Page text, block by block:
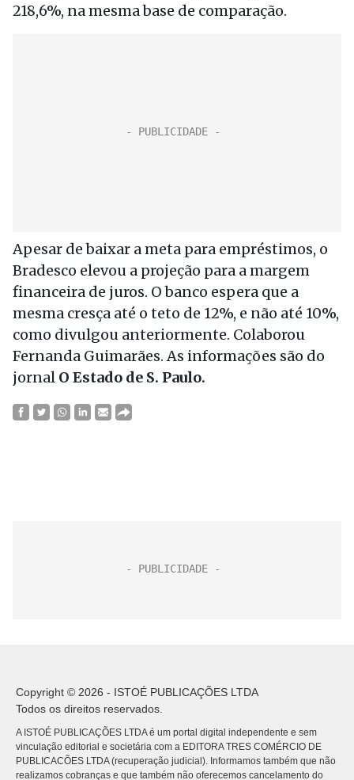
218,6%, na mesma base de comparação.
Apesar de baixar a meta para empréstimos, o
Bradesco elevou a projeção para a margem
financeira de juros. O banco espera que a
mesma cresça até o teto de 12%, e não até 10%,
como divulgou anteriormente. Colaborou
Fernanda Guimarães. As informações são do
jornal O Estado de S. Paulo.
Copyright © 2026 - ISTOÉ PUBLICAÇÕES LTDA
Todos os direitos reservados.
A ISTOÉ PUBLICAÇÕES LTDA é um portal digital independente e sem
vinculação editorial e societária com a EDITORA TRES COMÉRCIO DE
PUBLICACÕES LTDA (recuperação judicial). Informamos também que não
realizamos cobranças e que também não oferecemos cancelamento do